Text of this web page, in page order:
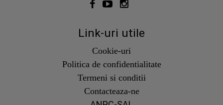
Link-uri utile
Cookie-uri
Politica de confidentialitate
Termeni si conditii
Contacteaza-ne